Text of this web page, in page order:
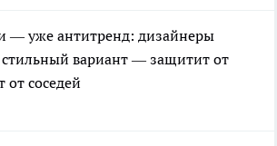
уже антитренд: дизайнеры
вариант — защитит от
от соседей